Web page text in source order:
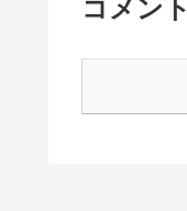
コメント